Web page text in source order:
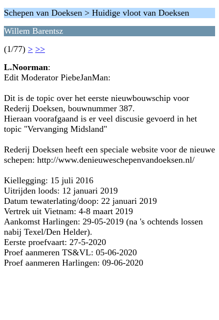
Schepen van Doeksen > Huidige vloot van Doeksen
Willem Barentsz
(1/77) > >>
L.Noorman:
Edit Moderator PiebeJanMan:
Dit is de topic over het eerste nieuwbouwschip voor
Rederij Doeksen, bouwnummer 387.
Hieraan voorafgaand is er veel discusie gevoerd in het
topic "Vervanging Midsland"
Rederij Doeksen heeft een speciale website voor de nieuwe
schepen: http://www.denieuweschepenvandoeksen.nl/
Kiellegging: 15 juli 2016
Uitrijden loods: 12 januari 2019
Datum tewaterlating/doop: 22 januari 2019
Vertrek uit Vietnam: 4-8 maart 2019
Aankomst Harlingen: 29-05-2019 (na 's ochtends lossen
nabij Texel/Den Helder).
Eerste proefvaart: 27-5-2020
Proef aanmeren TS&VL: 05-06-2020
Proef aanmeren Harlingen: 09-06-2020